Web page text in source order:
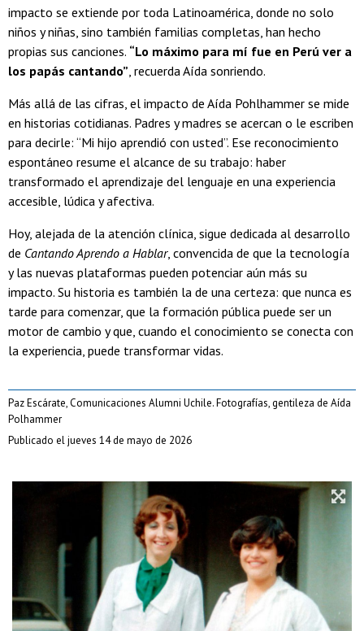
impacto se extiende por toda Latinoamérica, donde no solo
niños y niñas, sino también familias completas, han hecho
propias sus canciones. “Lo máximo para mí fue en Perú ver a
los papás cantando” , recuerda Aída sonriendo.
Más allá de las cifras, el impacto de Aída Pohlhammer se mide
en historias cotidianas. Padres y madres se acercan o le escriben
para decirle: “Mi hijo aprendió con usted”. Ese reconocimiento
espontáneo resume el alcance de su trabajo: haber
transformado el aprendizaje del lenguaje en una experiencia
accesible, lúdica y afectiva.
Hoy, alejada de la atención clínica, sigue dedicada al desarrollo
de Cantando Aprendo a Hablar, convencida de que la tecnología
y las nuevas plataformas pueden potenciar aún más su
impacto. Su historia es también la de una certeza: que nunca es
tarde para comenzar, que la formación pública puede ser un
motor de cambio y que, cuando el conocimiento se conecta con
la experiencia, puede transformar vidas.
Paz Escárate, Comunicaciones Alumni Uchile. Fotografías, gentileza de Aída
Polhammer
Publicado el jueves 14 de mayo de 2026